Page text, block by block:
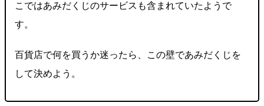
こではあみだくじのサービスも含まれていたようで
す。
百貨店で何を買うか迷ったら、この壁であみだくじを
して決めよう。